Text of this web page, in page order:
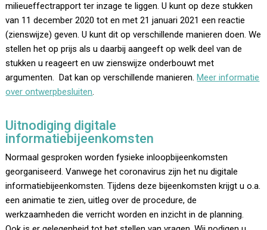
milieueffectrapport ter inzage te liggen. U kunt op deze stukken
van 11 december 2020 tot en met 21 januari 2021 een reactie
(zienswijze) geven. U kunt dit op verschillende manieren doen. We
stellen het op prijs als u daarbij aangeeft op welk deel van de
stukken u reageert en uw zienswijze onderbouwt met
argumenten. Dat kan op verschillende manieren.Meer informatie
over ontwerpbesluiten.
Uitnodiging digitale
informatiebijeenkomsten
Normaal gesproken worden fysieke inloopbijeenkomsten
georganiseerd. Vanwege het coronavirus zijn het nu digitale
informatiebijeenkomsten. Tijdens deze bijeenkomsten krijgt u o.a.
een animatie te zien, uitleg over de procedure, de
werkzaamheden die verricht worden en inzicht in de planning.